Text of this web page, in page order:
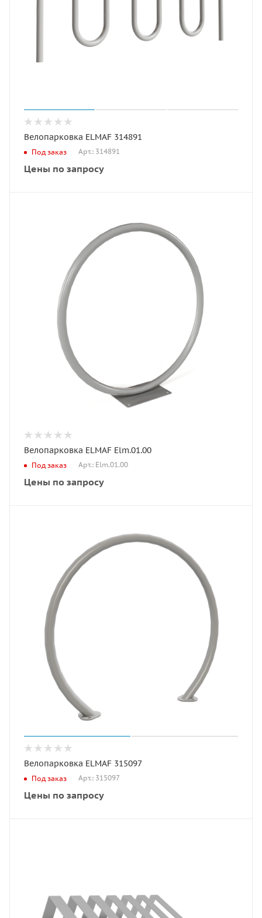
Велопарковка ELMAF 314891
Под заказ Арт.: 314891
Цены по запросу
Велопарковка ELMAF Elm.01.00
Под заказ Арт.: Elm.01.00
Цены по запросу
Велопарковка ELMAF 315097
Под заказ Арт.: 315097
Цены по запросу